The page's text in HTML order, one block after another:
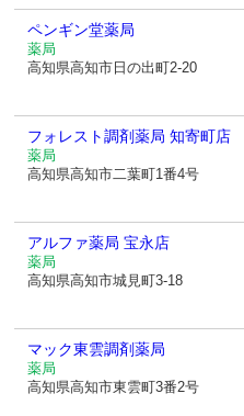
ペンギン堂薬局
薬局
高知県高知市 日の出町2-20
フォレスト調剤薬局 知寄町店
薬局
高知県高知市二葉町1番4号
アルファ薬局 宝永店
薬局
高知県高知市城見町3-18
マック東雲調剤薬局
薬局
高知県高知市東雲町3番2号